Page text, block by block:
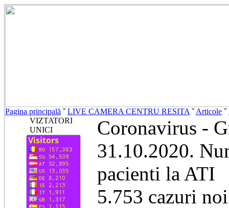
Pagina principală ˇLIVE CAMERA CENTRU RESITA ˇArticole ˇ
VIZTATORI
UNICI
Coronavirus -
31.10.2020.
pacienti la ATI
5.753 cazuri